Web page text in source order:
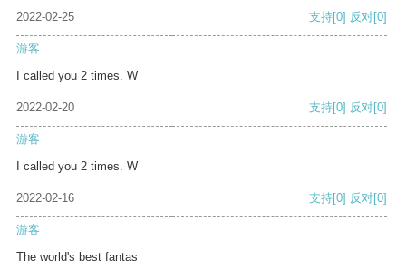
2022-02-25 支持[0] 反对[0]
游客
I called you 2 times. W
2022-02-20 支持[0] 反对[0]
游客
I called you 2 times. W
2022-02-16 支持[0] 反对[0]
游客
The world's best fantas